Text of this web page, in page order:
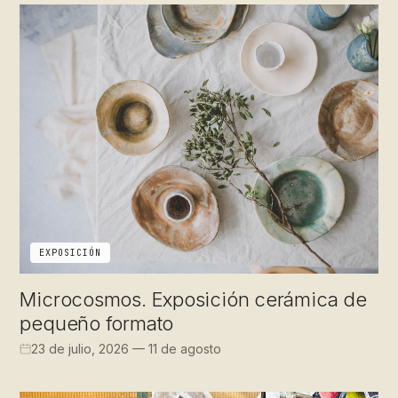
EXPOSICIÓN
Microcosmos. Exposición cerámica de
pequeño formato
23 de julio, 2026 — 11 de agosto